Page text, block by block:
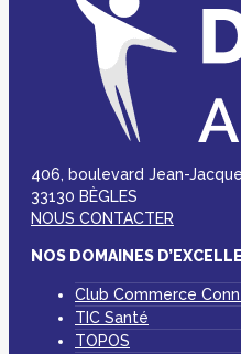
406, boulevard Jean-
33130 BÈGLES
NOUS CONTACTER
NOS DOMAINES
Club Commerce
TIC Santé
TOPOS